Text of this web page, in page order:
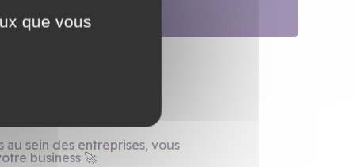
sein des entreprises, vous
business 🚀
que vous